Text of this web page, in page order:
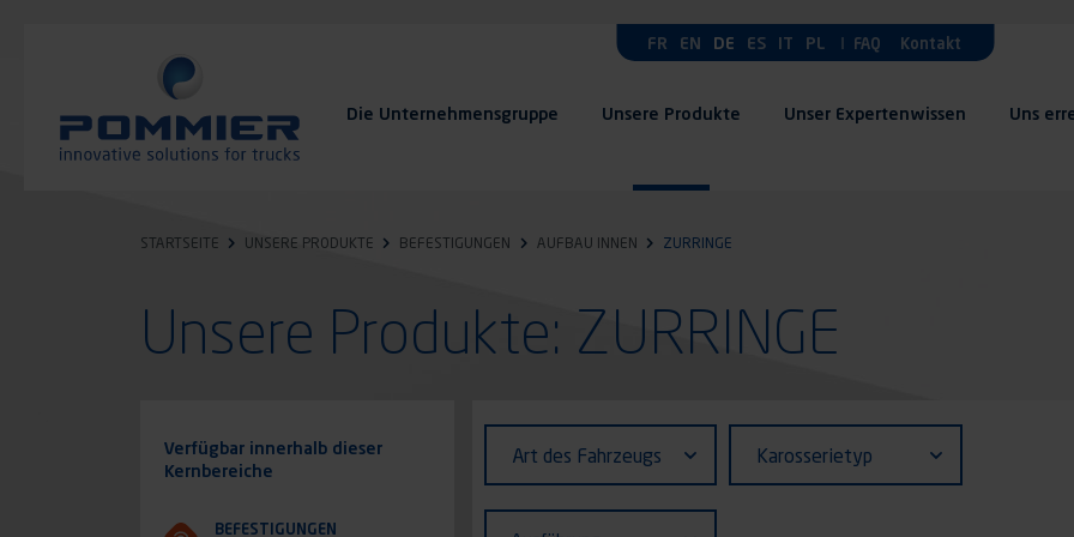
FR EN DE ES IT PL FAQ Kontakt
Die Unternehmensgruppe Unsere Produkte Unser Expertenwissen Uns
STARTSEITE UNSERE PRODUKTE BEFESTIGUNGEN AUFBAU INNEN ZURRINGE
Unsere Produkte: ZURRINGE
des
Fahrzeugs
Art des Fahrzeugs Karosserietyp
Verfügbar innerhalb dieser
Kernbereiche
BEFESTIGUNGEN